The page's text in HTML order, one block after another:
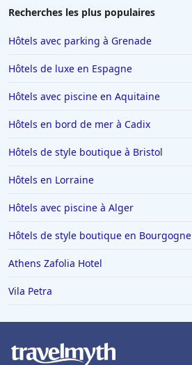
Recherches les plus populaires
Hôtels avec parking à Grenade
Hôtels de luxe en Espagne
Hôtels avec piscine en Aquitaine
Hôtels en bord de mer à Cadix
Hôtels de style boutique à Bristol
Hôtels en Lorraine
Hôtels avec piscine à Alger
Hôtels de style boutique en Bourgogne
Athens Zafolia Hotel
Vila Petra